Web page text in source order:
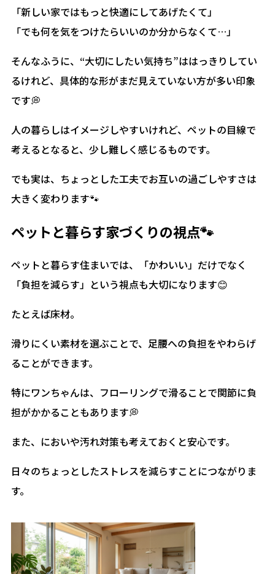
「新しい家ではもっと快適にしてあげたくて」
「でも何を気をつけたらいいのか分からなくて…」
そんなふうに、“大切にしたい気持ち”ははっきりしてい
るけれど、具体的な形がまだ見えていない方が多い印象
です💭
人の暮らしはイメージしやすいけれど、ペットの目線で
考えるとなると、少し難しく感じるものです。
でも実は、ちょっとした工夫でお互いの過ごしやすさは
大きく変わります🐾
ペットと暮らす家づくりの視点🐾
ペットと暮らす住まいでは、「かわいい」だけでなく
「負担を減らす」という視点も大切になります😊
たとえば床材。
滑りにくい素材を選ぶことで、足腰への負担をやわらげ
ることができます。
特にワンちゃんは、フローリングで滑ることで関節に負
担がかかることもあります💭
また、においや汚れ対策も考えておくと安心です。
日々のちょっとしたストレスを減らすことにつながりま
す。